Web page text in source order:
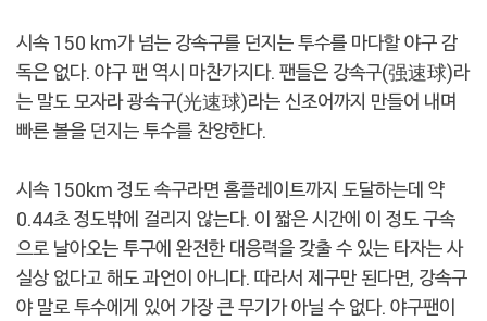
시속 150 km가 넘는 강속구를 던지는 투수를 마다할 야구 감
독은 없다. 야구 팬 역시 마찬가지다. 팬들은 강속구(强速球)라
는 말도 모자라 광속구(光速球)라는 신조어까지 만들어 내며
빠른 볼을 던지는 투수를 찬양한다.
시속 150km 정도 속구라면 홈플레이트까지 도달하는데 약
0.44초 정도밖에 걸리지 않는다. 이 짧은 시간에 이 정도 구속
으로 날아오는 투구에 완전한 대응력을 갖출 수 있는 타자는 사
실상 없다고 해도 과언이 아니다. 따라서 제구만 된다면, 강속구
야 말로 투수에게 있어 가장 큰 무기가 아닐 수 없다. 야구팬이